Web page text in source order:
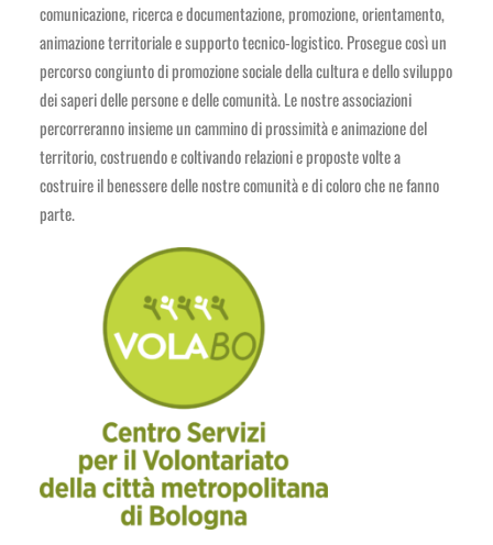
comunicazione, ricerca e documentazione, promozione, orientamento,
animazione territoriale e supporto tecnico-logistico. Prosegue così un
percorso congiunto di promozione sociale della cultura e dello sviluppo
dei saperi delle persone e delle comunità. Le nostre associazioni
percorreranno insieme un cammino di prossimità e animazione del
territorio, costruendo e coltivando relazioni e proposte volte a
costruire il benessere delle nostre comunità e di coloro che ne fanno
parte.